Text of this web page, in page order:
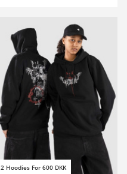
2 Hoodies For 600 DKK